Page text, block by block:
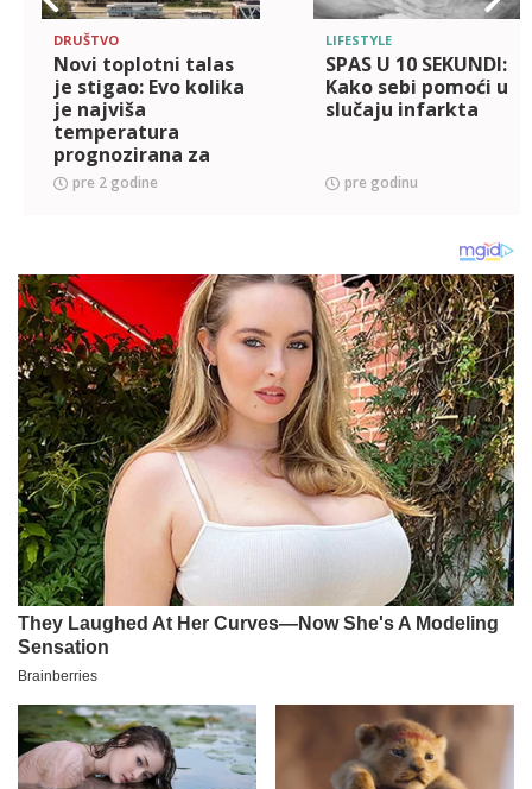
DRUŠTVO
Novi toplotni talas
je stigao: Evo kolika
je najviša
temperatura
prognozirana za
danas
pre 2 godine
LIFESTYLE
SPAS U 10 SEKUNDI:
Kako sebi pomoći u
slučaju infarkta
pre godinu